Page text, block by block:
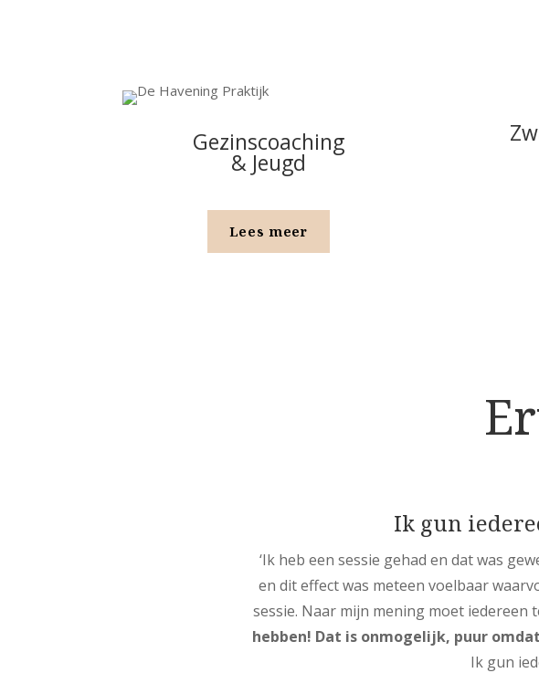
Gezinscoaching
& Jeugd
Lees meer
Ik gun
‘Ik heb een sessie gehad en dat was
en dit effect was meteen voelbaar
sessie. Naar mijn mening moet iedereen
hebben! Dat is onmogelijk, puur
Ik gun